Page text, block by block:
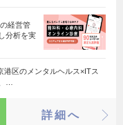
経営管
分析を実
港区のメンタルヘルス×ITス
…
詳細へ